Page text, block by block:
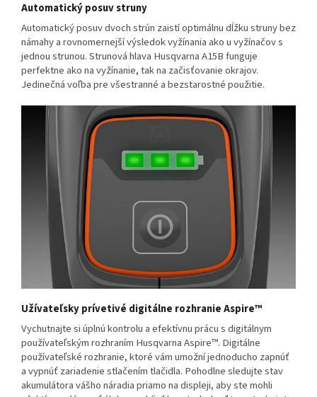
Automatický posuv struny
Automatický posuv dvoch strún zaistí optimálnu dĺžku struny bez
námahy a rovnomernejší výsledok vyžínania ako u vyžínačov s
jednou strunou. Strunová hlava Husqvarna A15B funguje
perfektne ako na vyžínanie, tak na začisťovanie okrajov.
Jedinečná voľba pre všestranné a bezstarostné použitie.
Užívateľsky prívetivé digitálne rozhranie Aspire™
Vychutnajte si úplnú kontrolu a efektívnu prácu s digitálnym
používateľským rozhraním Husqvarna Aspire™. Digitálne
používateľské rozhranie, ktoré vám umožní jednoducho zapnúť
a vypnúť zariadenie stlačením tlačidla. Pohodlne sledujte stav
akumulátora vášho náradia priamo na displeji, aby ste mohli